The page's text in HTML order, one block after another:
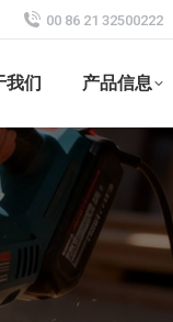
00 86 21 32500222
我们 产品信息